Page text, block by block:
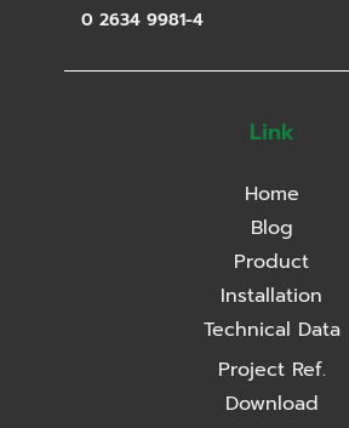
0 2634 9981-4
Link
Home
Blog
Product
Installation
Technical Data
Project Ref.
Download